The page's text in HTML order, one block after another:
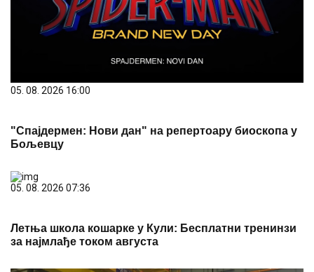
05. 08. 2026 16:00
"Спајдермен: Нови дан" на репертоару биоскопа у
Бољевцу
05. 08. 2026 07:36
Летња школа кошарке у Кули: Бесплатни тренинзи
за најмлађе током августа